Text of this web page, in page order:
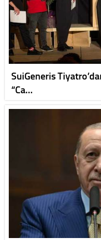
SuiGeneris
“Ca…